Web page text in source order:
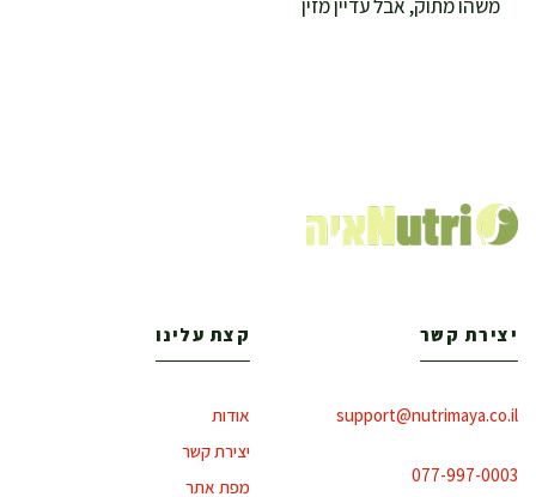
משהו מתוק, אבל עדיין מזין
יצירת קשר
support@nutrimaya.co.il
077-997-0003
קצת עלינו
אודות
יצירת קשר
מפת אתר